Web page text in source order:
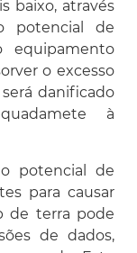
baixo, através
potencial de
o excesso
danificado
à
potencial de
para causar
de terra pode
de dados,